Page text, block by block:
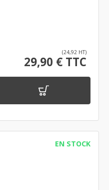
(24,92 HT)
29,90 € TTC
EN STOCK